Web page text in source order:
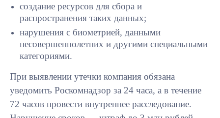
создание ресурсов для сбора и
распространения таких данных;
нарушения с биометрией, данными
несовершеннолетних и другими специальными
категориями.
При выявлении утечки компания обязана
уведомить Роскомнадзор за 24 часа, а в течение
72 часов провести внутреннее расследование.